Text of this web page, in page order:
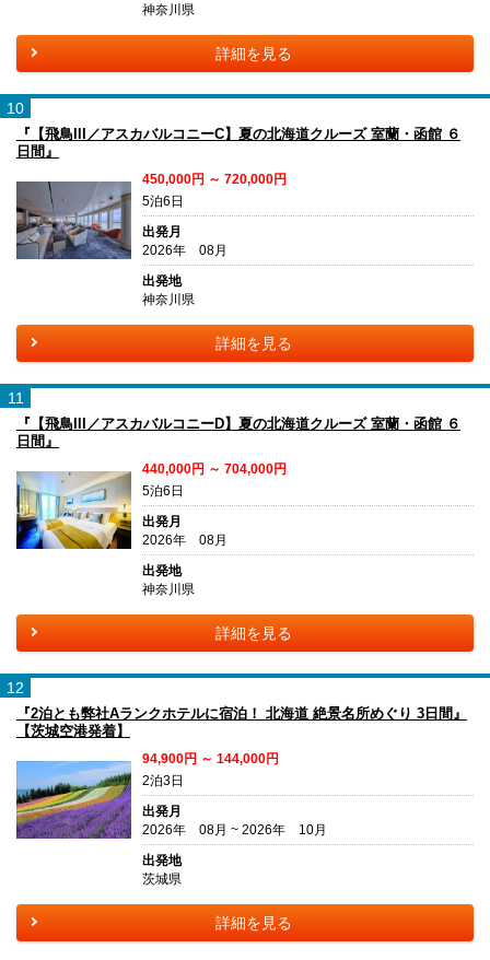
神奈川県
詳細を見る
10
『【飛鳥III／アスカバルコニーC】夏の北海道クルーズ 室蘭・函館 ６
日間』
450,000円 ～ 720,000円
5泊6日
出発月
2026年 08月
出発地
神奈川県
詳細を見る
11
『【飛鳥III／アスカバルコニーD】夏の北海道クルーズ 室蘭・函館 ６
日間』
440,000円 ～ 704,000円
5泊6日
出発月
2026年 08月
出発地
神奈川県
詳細を見る
12
『2泊とも弊社Aランクホテルに宿泊！ 北海道 絶景名所めぐり 3日間』
【茨城空港発着】
94,900円 ～ 144,000円
2泊3日
出発月
2026年 08月 ~ 2026年 10月
出発地
茨城県
詳細を見る